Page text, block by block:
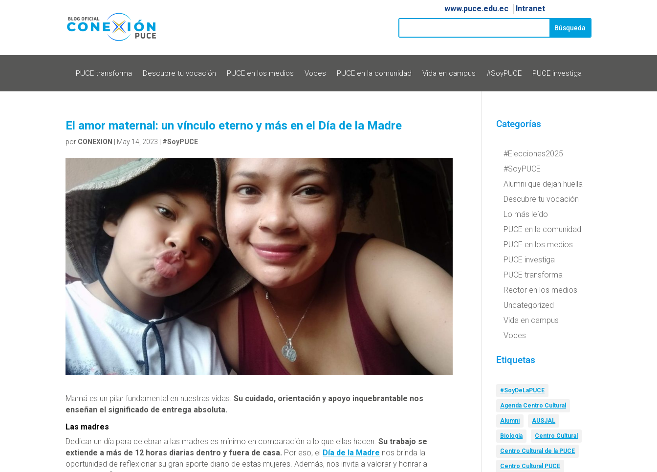
www.puce.edu.ec Intranet
PUCE transforma Descubre tu vocación PUCE en los medios Voces PUCE en la comunidad Vida en campus #SoyPUCE PUCE investiga
El amor maternal: un vínculo eterno y más en el Día de la Madre
por CONEXION May 14, 2023 #SoyPUCE
Mamá es un pilar fundamental en nuestras vidas.Su cuidado, orientación y apoyo inquebrantable nos
enseñan el significado de entrega absoluta.
Las madres
Dedicar un día para celebrar a las madres es mínimo en comparación a lo que ellas hacen.Su trabajo se
extiende a más de 12 horas diarias dentro y fuera de casa. Por eso, el Día de la Madre nos brinda la
oportunidad de reflexionar su gran aporte diario de estas mujeres. Además, nos invita a valorar y honrar a
Categorías
#Elecciones2025
#SoyPUCE
Alumni que dejan huella
Descubre tu vocación
Lo más leído
PUCE en la comunidad
PUCE en los medios
PUCE investiga
PUCE transforma
Rector en los medios
Uncategorized
Vida en campus
Voces
Etiquetas
#SoyDeLaPUCE
Agenda Centro Cultural
Alumni AUSJAL
Biología Centro Cultural
Centro Cultural de la PUCE
Centro Cultural PUCE